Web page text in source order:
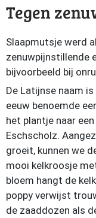
Tegen
Slaapmutsje werd
zenuwpijnstillende
bijvoorbeeld bij
De Latijnse naam
eeuw benoemde
het plantje naar
Eschscholz.
groeit, kunnen we
mooi kelkroosje
bloem hangt de
poppy verwijst
de zaaddozen als